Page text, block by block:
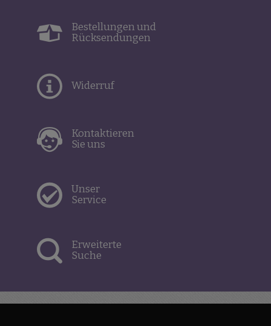
Bestellungen und
Rücksendungen
Widerruf
Kontaktieren
Sie uns
Unser
Service
Erweiterte
Suche